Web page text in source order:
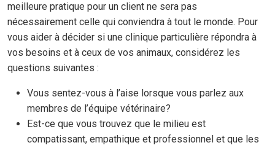
meilleure pratique pour un client ne sera pas
nécessairement celle qui conviendra à tout le monde. Pour
vous aider à décider si une clinique particulière répondra à
vos besoins et à ceux de vos animaux, considérez les
questions suivantes :
Vous sentez-vous à l’aise lorsque vous parlez aux
membres de l’équipe vétérinaire?
Est-ce que vous trouvez que le milieu est
compatissant, empathique et professionnel et que les